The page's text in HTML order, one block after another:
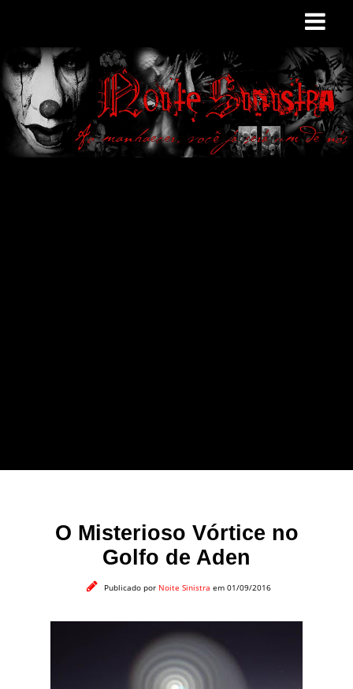
O Misterioso Vórtice no
Golfo de Aden
Publicado por Noite Sinistra em 01/09/2016